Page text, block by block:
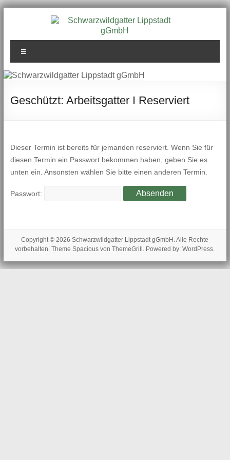
Schwarzwildgatter
Lippstadt gGmbH
Geschützt: Arbeitsgatter I Reserviert
Dieser Termin ist bereits für jemanden reserviert. Wenn Sie für
diesen Termin ein Passwort bekommen haben, geben Sie es
unten ein. Ansonsten wählen Sie bitte einen anderen Termin.
Passwort:
Copyright © 2026Schwarzwildgatter Lippstadt gGmbH . Alle Rechte
vorbehalten. ThemeSpacious von ThemeGrill. Powered by:WordPress.